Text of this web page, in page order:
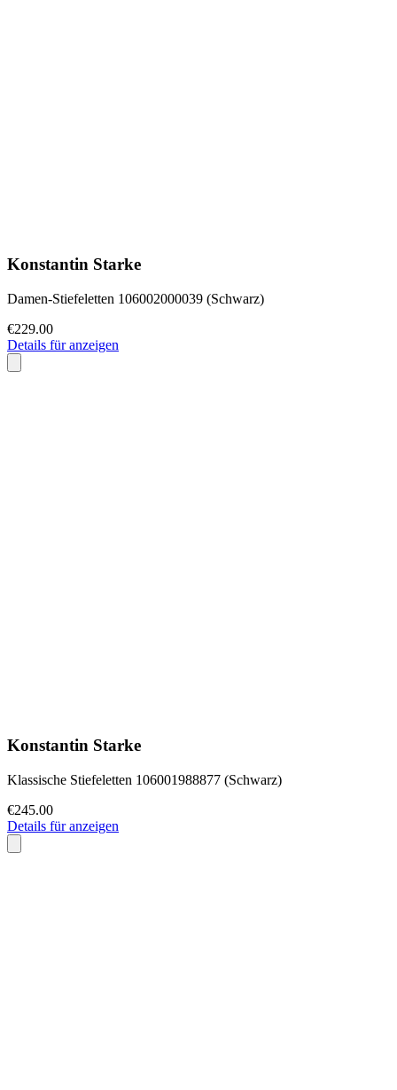
Konstantin Starke
Damen-Stiefeletten 106002000039 (Schwarz)
€229.00
Details für anzeigen
Konstantin Starke
Klassische Stiefeletten 106001988877 (Schwarz)
€245.00
Details für anzeigen